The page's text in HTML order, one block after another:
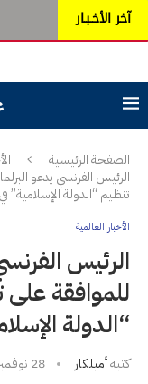
آخر الأخـبـار
الصفحة الرئيسية
الرئيس الفرنسي يدعو
تنظيم “الدولة الإسلامية”
الأخبار العالمية
الرئيس
للموافقة
“الدولة
كتبهأميلكار 28 نوفمبر، 2015